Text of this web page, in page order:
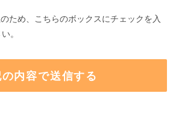
ため、こちらのボックスにチェックを入
。